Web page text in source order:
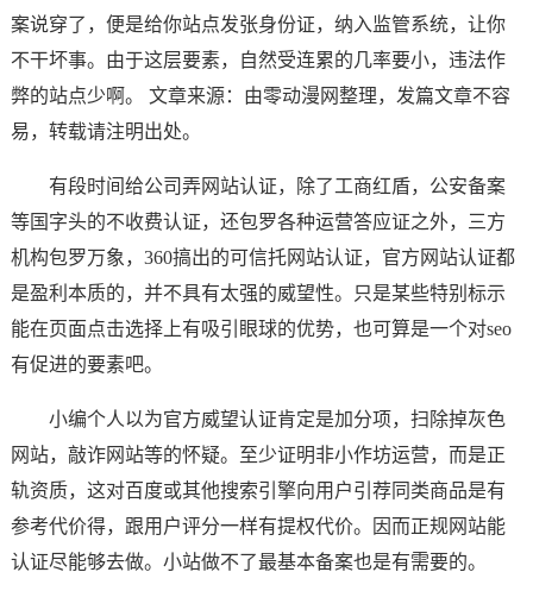
案说穿了，便是给你站点发张身份证，纳入监管系统，让你
不干坏事。由于这层要素，自然受连累的几率要小，违法作
弊的站点少啊。 文章来源：由零动漫网整理，发篇文章不容
易，转载请注明出处。
有段时间给公司弄网站认证，除了工商红盾，公安备案
等国字头的不收费认证，还包罗各种运营答应证之外，三方
机构包罗万象，360搞出的可信托网站认证，官方网站认证都
是盈利本质的，并不具有太强的威望性。只是某些特别标示
能在页面点击选择上有吸引眼球的优势，也可算是一个对seo
有促进的要素吧。
小编个人以为官方威望认证肯定是加分项，扫除掉灰色
网站，敲诈网站等的怀疑。至少证明非小作坊运营，而是正
轨资质，这对百度或其他搜索引擎向用户引荐同类商品是有
参考代价得，跟用户评分一样有提权代价。因而正规网站能
认证尽能够去做。小站做不了最基本备案也是有需要的。